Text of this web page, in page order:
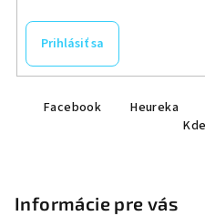
Prihlásiť sa
Facebook Heureka
Informácie pre vás